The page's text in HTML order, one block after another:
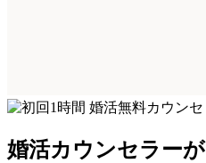
婚活カウンセラーが